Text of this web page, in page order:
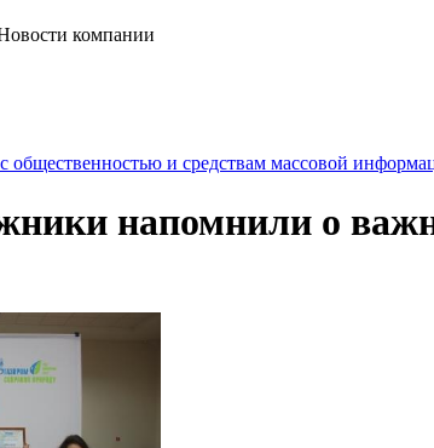
компании
общественностью и средствам массовой
напомнили о